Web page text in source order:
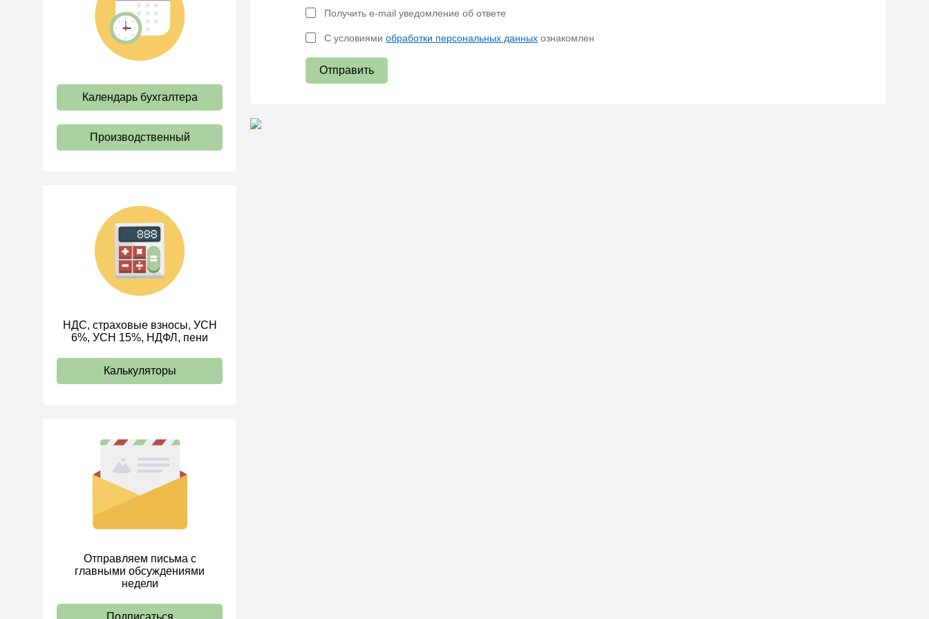
труда
Отпуск и время отдыха
Оплата труда
Ответственность и
взыскания
Пенсии
Трудовые книжки
Кадровые документы и
образцы
Персональные данные
ИП
Календарь бухгалтера
Производственный
НДС, страховые взносы, УСН
6%, УСН 15%, НДФЛ, пени
Калькуляторы
Отправляем письма с
главными обсуждениями
недели
Подписаться
Получить e-mail уведомление об ответе
С условиями обработки персональных данных ознакомлен
Отправить